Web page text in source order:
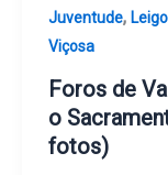
Juventude,
Viçosa
Foros de
o
fotos)